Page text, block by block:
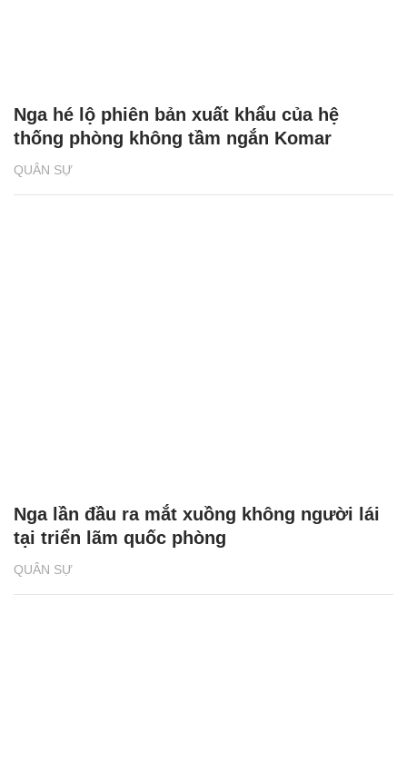
QUÂN SỰ
Nga hé lộ phiên bản xuất khẩu của hệ
thống phòng không tầm ngắn Komar
QUÂN SỰ
Nga lần đầu ra mắt xuồng không người lái
tại triển lãm quốc phòng